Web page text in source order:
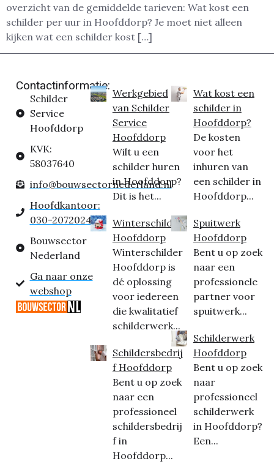
overzicht van de gemiddelde tarieven: Wat kost een
schilder per uur in Hoofddorp? Je moet niet alleen
kijken wat een schilder kost […]
Contactinformatie:
Schilder
Service
Hoofddorp
KVK:
58037640
info@bouwsectornederland.nl
Hoofdkantoor:
030-2072024
Bouwsector
Nederland
Ga naar onze
webshop
Werkgebied
van Schilder
Service
Hoofddorp
Wilt u een
schilder huren
in Hoofddorp?
Dit is het...
Winterschilder
Hoofddorp
Winterschilder
Hoofddorp is
dé oplossing
voor iedereen
die kwalitatief
schilderwerk...
Schildersbedrij
f Hoofddorp
Bent u op zoek
naar een
professioneel
schildersbedrij
f in
Hoofddorp...
Wat kost een
schilder in
Hoofddorp?
De kosten
voor het
inhuren van
een schilder in
Hoofddorp...
Spuitwerk
Hoofddorp
Bent u op zoek
naar een
professionele
partner voor
spuitwerk...
Schilderwerk
Hoofddorp
Bent u op zoek
naar
professioneel
schilderwerk
in Hoofddorp?
Een...